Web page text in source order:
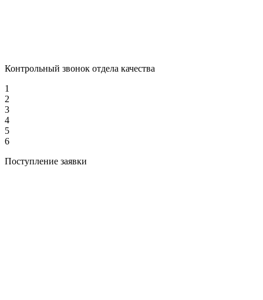
Контрольный звонок отдела качества
1
2
3
4
5
6
Поступление заявки